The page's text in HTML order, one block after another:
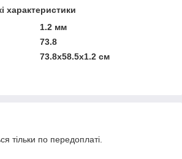
характеристики
1.2 мм
73.8
73.8x58.5x1.2 см
тільки по передоплаті.